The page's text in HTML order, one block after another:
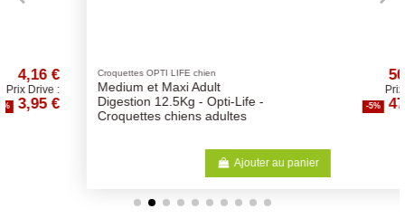
Croquettes OPTI LIFE chien
Medium et Maxi Adult
Digestion 12.5Kg - Opti-Life -
Croquettes chiens adultes
47,99 €
Ajouter au panier